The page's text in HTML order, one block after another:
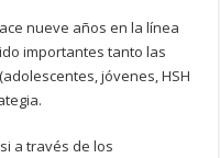
nueve años en la línea
importantes tanto las
jóvenes, HSH
a través de los